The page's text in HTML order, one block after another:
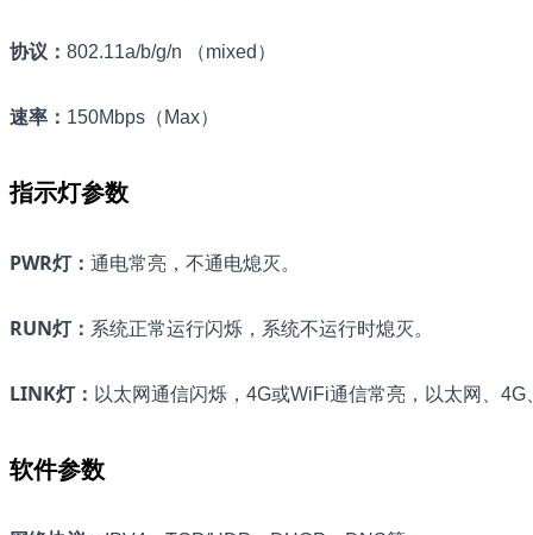
协议 ： 802.11a/b/g/n （mixed）
速率 ： 150Mbps（Max）
指示灯参数
PWR灯： 通电常亮，不通电熄灭。
RUN灯： 系统正常运行闪烁，系统不运行时熄灭。
LINK灯： 以太网通信闪烁，4G或WiFi通信常亮，以太网、
软件参数